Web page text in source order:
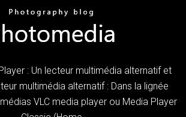
: Un lecteur multimédia alternatif et
multimédia alternatif : Dans la lignée
VLC media player ou Media Player